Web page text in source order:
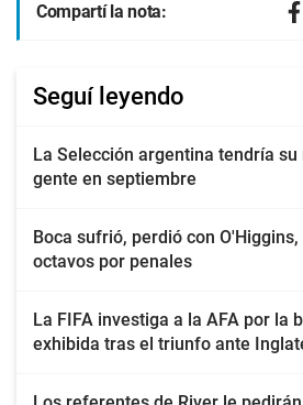
Compartí la nota:
Seguí leyendo
La Selección argentina tendría
gente en septiembre
Boca sufrió, perdió con
octavos por penales
La FIFA investiga a la AFA por la
exhibida tras el triunfo ante